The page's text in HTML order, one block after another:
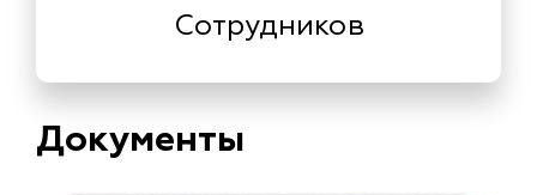
Сотрудников
Документы